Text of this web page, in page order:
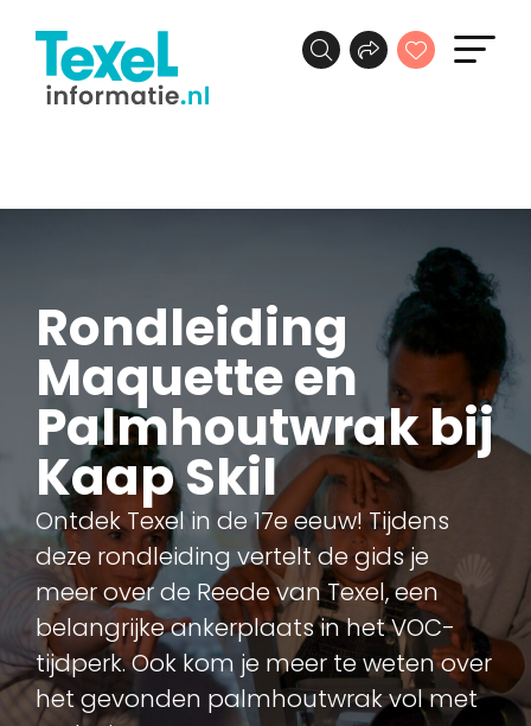
Rondleiding
Maquette en
Palmhoutwrak bij
Kaap Skil
Ontdek Texel in de 17e eeuw! Tijdens
deze rondleiding vertelt de gids je
meer over de Reede van Texel, een
belangrijke ankerplaats in het VOC-
tijdperk. Ook kom je meer te weten over
het gevonden palmhoutwrak vol met